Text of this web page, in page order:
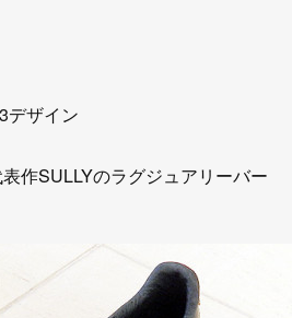
デザイン
作SULLYのラグジュアリーバー